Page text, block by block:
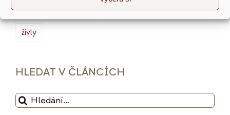
udržitelnost
vize web zdražení
značka
živly
HLEDAT V ČLÁNCÍCH
Hledat: